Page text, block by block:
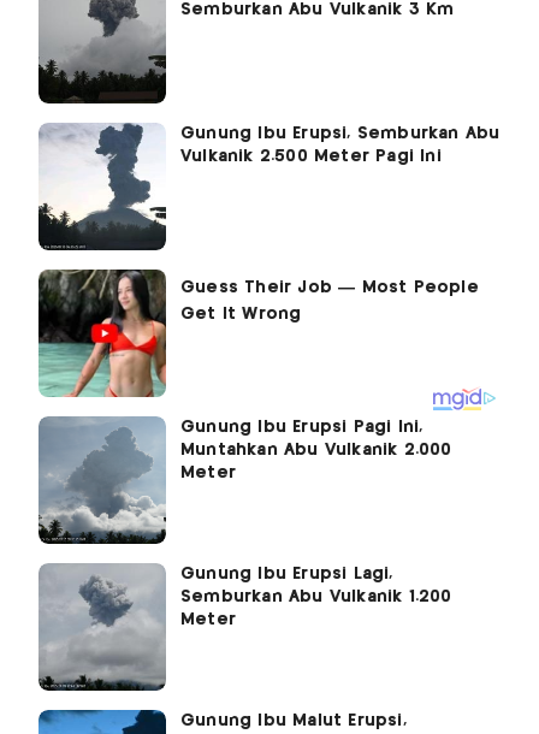
Semburkan Abu Vulkanik 3 Km
Gunung Ibu Erupsi, Semburkan Abu
Vulkanik 2.500 Meter Pagi Ini
Gunung Ibu Erupsi Pagi Ini,
Muntahkan Abu Vulkanik 2.000
Meter
Gunung Ibu Erupsi Lagi,
Semburkan Abu Vulkanik 1.200
Meter
Gunung Ibu Malut Erupsi,